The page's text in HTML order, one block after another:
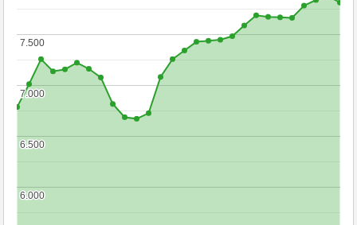
6.000
6.000
6.500
6.500
7.000
7.000
7.500
7.500